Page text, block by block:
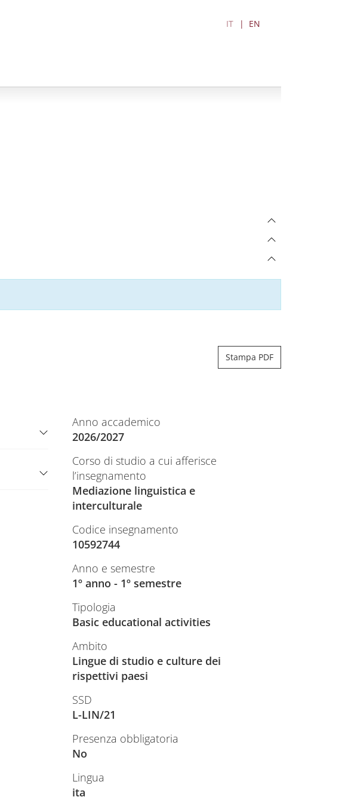
IT EN
Stampa PDF
Anno accademico
2026/2027
Corso di studio a cui afferisce
l’insegnamento
Mediazione linguistica e
interculturale
Codice insegnamento
10592744
Anno e semestre
1º anno - 1º semestre
Tipologia
Basic educational activities
Ambito
Lingue di studio e culture dei
rispettivi paesi
SSD
L-LIN/21
Presenza obbligatoria
No
Lingua
ita